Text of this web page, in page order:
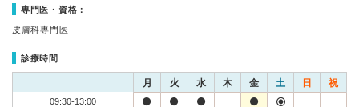
専門医・資格：
皮膚科専門医
診療時間
月 火 水 木 金 土 日 祝
09:30-13:00